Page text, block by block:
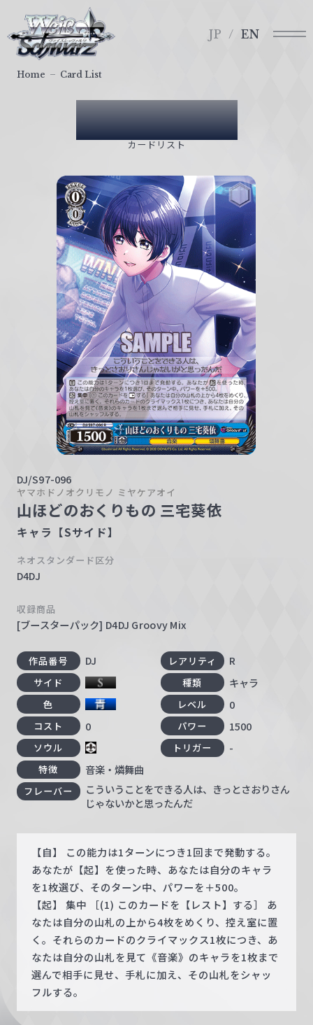
ァ
イ
JP EN
Card List
カードリスト
Home Card List
DJ/S97-096
ヤマホドノオクリモノ ミヤケアオイ
山ほどのおくりもの 三宅葵依
キャラ【Sサイド】
ネオスタンダード区分
D4DJ
収録商品
[ブースターパック] D4DJ Groovy Mix
作品番号 DJ レアリティ R
サイド 種類 キャラ
色 レベル 0
コスト 0 パワー 1500
ソウル トリガー -
特徴 音楽・燐舞曲
フレーバー
こういうことをできる人は、きっとさおりさん
じゃないかと思ったんだ
【自】 この能力は1ターンにつき1回まで発動する。
あなたが【起】を使った時、あなたは自分のキャラ
を1枚選び、そのターン中、パワーを＋500。
【起】 集中 ［(1) このカードを【レスト】する］ あ
なたは自分の山札の上から4枚をめくり、控え室に置
く。それらのカードのクライマックス1枚につき、あ
なたは自分の山札を見て《音楽》のキャラを1枚まで
選んで相手に見せ、手札に加え、その山札をシャッ
フルする。